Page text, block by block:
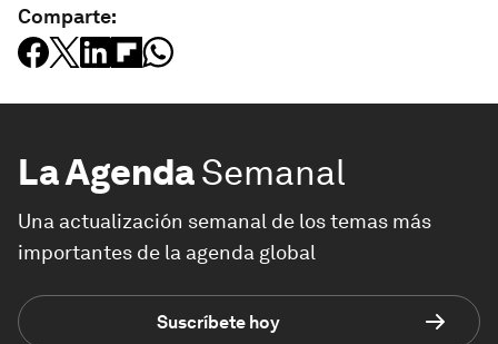
Comparte:
La AgendaSemanal
Una actualización semanal de los temas más
importantes de la agenda global
Suscríbete hoy